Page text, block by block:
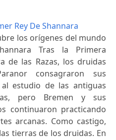
Rey De Shannara
los orígenes del mundo
Tras la Primera
de las Razas, los druidas
consagraron sus
estudio de las antiguas
pero Bremen y sus
continuaron practicando
arcanas. Como castigo,
tierras de los druidas. En